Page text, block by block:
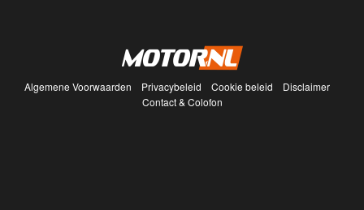
Algemene Voorwaarden Privacybeleid Cookie beleid
Disclaimer
Contact & Colofon